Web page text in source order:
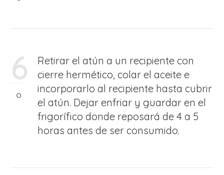
6
Retirar el atún a un recipiente con
cierre hermético, colar el aceite e
incorporarlo al recipiente hasta cubrir
el atún. Dejar enfriar y guardar en el
frigorífico donde reposará de 4 a 5
horas antes de ser consumido.